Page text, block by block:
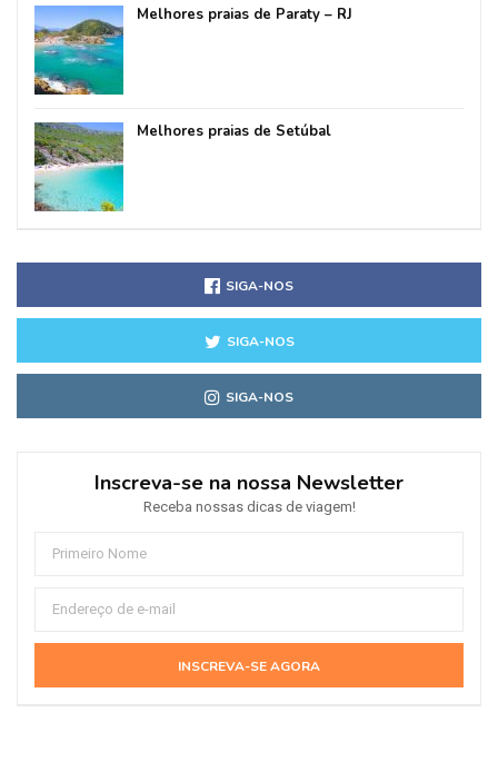
Melhores praias de Paraty – RJ
Melhores praias de Setúbal
SIGA-NOS
SIGA-NOS
SIGA-NOS
Inscreva-se na nossa Newsletter
Receba nossas dicas de viagem!